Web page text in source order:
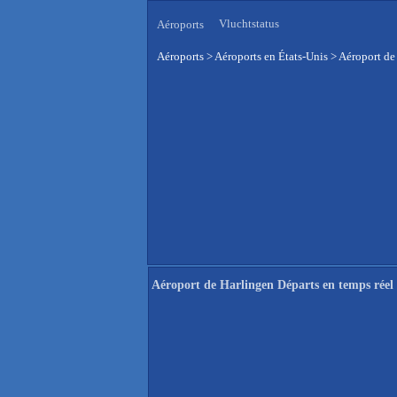
Aéroports Vluchtstatus
Aéroports >Aéroports en États-Unis >Aéroport
Aéroport de Harlingen Départs en temps réel